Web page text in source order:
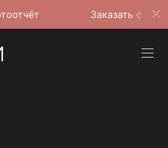
Заказать фотоотчёт